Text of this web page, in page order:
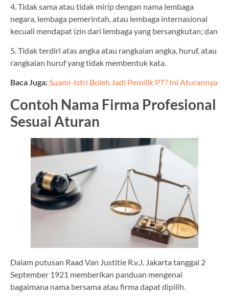
4. Tidak sama atau tidak mirip dengan nama lembaga
negara, lembaga pemerintah, atau lembaga internasional
kecuali mendapat izin dari lembaga yang bersangkutan; dan
5. Tidak terdiri atas angka atau rangkaian angka, huruf, atau
rangkaian huruf yang tidak membentuk kata.
Baca Juga:Suami-Istri Boleh Jadi Pemilik PT? Ini Aturannya
Contoh Nama Firma Profesional
Sesuai Aturan
Dalam putusan Raad Van Justitie R.v.J. Jakarta tanggal 2
September 1921 memberikan panduan mengenai
bagaimana nama bersama atau firma dapat dipilih.